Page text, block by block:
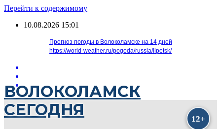
Перейти к содержимому
10.08.2026 15:01
Прогноз погоды в Волоколамске на 14 дней
https://world-weather.ru/pogoda/russia/lipetsk/
ВОЛОКОЛАМСК
СЕГОДНЯ